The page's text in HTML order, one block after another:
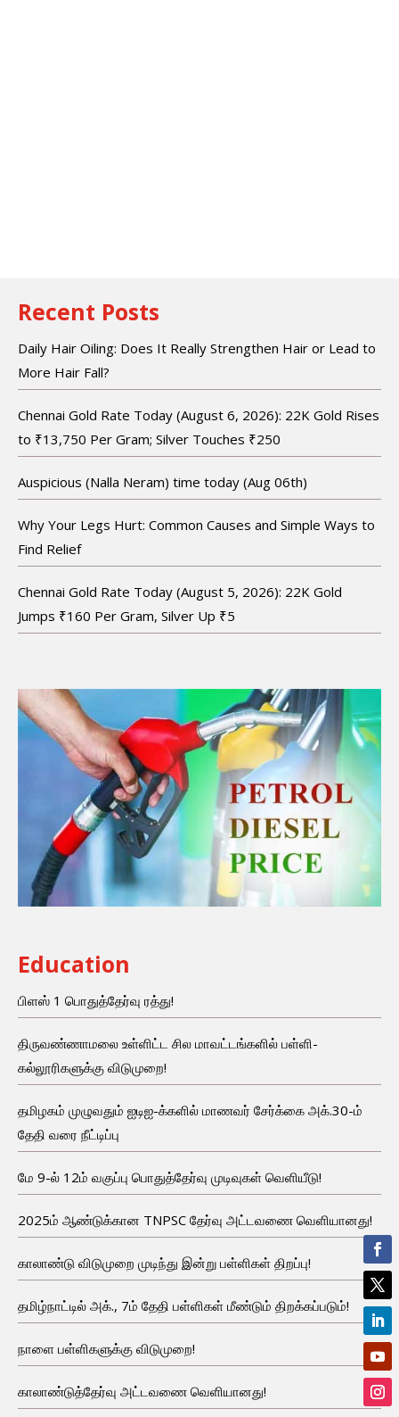
Recent Posts
Daily Hair Oiling: Does It Really Strengthen Hair or Lead to
More Hair Fall?
Chennai Gold Rate Today (August 6, 2026): 22K Gold Rises
to ₹13,750 Per Gram; Silver Touches ₹250
Auspicious (Nalla Neram) time today (Aug 06th)
Why Your Legs Hurt: Common Causes and Simple Ways to
Find Relief
Chennai Gold Rate Today (August 5, 2026): 22K Gold
Jumps ₹160 Per Gram, Silver Up ₹5
Education
பிளஸ் 1 பொதுத்தேர்வு ரத்து!
திருவண்ணாமலை உள்ளிட்ட சில மாவட்டங்களில் பள்ளி-
கல்லூரிகளுக்கு விடுமுறை!
தமிழகம் முழுவதும் ஐடிஐ-க்களில் மாணவர் சேர்க்கை அக்.30-ம்
தேதி வரை நீட்டிப்பு
மே 9-ல் 12ம் வகுப்பு பொதுத்தேர்வு முடிவுகள் வெளியீடு!
2025ம் ஆண்டுக்கான TNPSC தேர்வு அட்டவணை வெளியானது!
காலாண்டு விடுமுறை முடிந்து இன்று பள்ளிகள் திறப்பு!
தமிழ்நாட்டில் அக்., 7ம் தேதி பள்ளிகள் மீண்டும் திறக்கப்படும்!
நாளை பள்ளிகளுக்கு விடுமுறை!
காலாண்டுத்தேர்வு அட்டவணை வெளியானது!